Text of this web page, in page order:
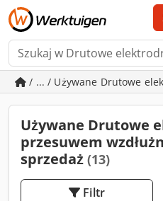
/ ... / Używane Drutowe
Używane Drutowe
przesuwem
sprzedaż (13)
Filtr